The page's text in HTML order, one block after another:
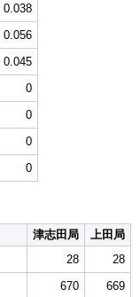
0.038
0.056
0.045
0
0
0
0
津志田局
上田局
28
28
670
669